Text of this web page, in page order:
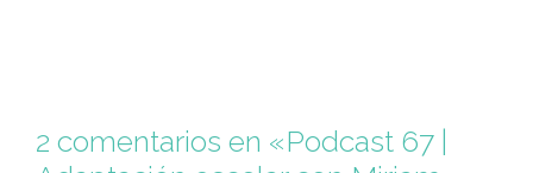
2 comentarios en «Podcast 67 |